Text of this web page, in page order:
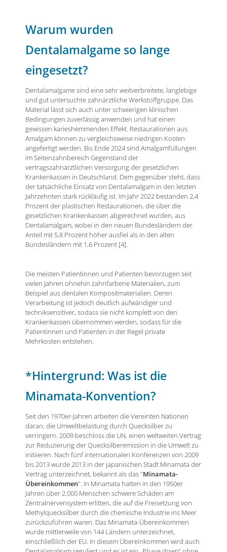
Warum wurden
Dentalamalgame so lange
eingesetzt?
Dentalamalgame sind eine sehr weitverbreitete, langlebige
und gut untersuchte zahnärztliche Werkstoffgruppe. Das
Material lässt sich auch unter schwierigen klinischen
Bedingungen zuverlässig anwenden und hat einen
gewissen karieshemmenden Effekt. Restaurationen aus
Amalgam können zu vergleichsweise niedrigen Kosten
angefertigt werden. Bis Ende 2024 sind Amalgamfüllungen
im Seitenzahnbereich Gegenstand der
vertragszahnärztlichen Versorgung der gesetzlichen
Krankenkassen in Deutschland. Dem gegenüber steht, dass
der tatsächliche Einsatz von Dentalamalgam in den letzten
Jahrzehnten stark rückläufig ist. Im Jahr 2022 bestanden 2,4
Prozent der plastischen Restaurationen, die über die
gesetzlichen Krankenkassen abgerechnet wurden, aus
Dentalamalgam, wobei in den neuen Bundesländern der
Anteil mit 5,8 Prozent höher ausfiel als in den alten
Bundesländern mit 1,6 Prozent [4].
Die meisten Patientinnen und Patienten bevorzugen seit
vielen Jahren ohnehin zahnfarbene Materialien, zum
Beispiel aus dentalen Kompositmaterialien. Deren
Verarbeitung ist jedoch deutlich aufwändiger und
techniksensitiver, sodass sie nicht komplett von den
Krankenkassen übernommen werden, sodass für die
Patientinnen und Patienten in der Regel private
Mehrkosten entstehen.
*Hintergrund: Was ist die
Minamata-Konvention?
Seit den 1970er-Jahren arbeiten die Vereinten Nationen
daran, die Umweltbelastung durch Quecksilber zu
verringern. 2009 beschloss die UN, einen weltweiten Vertrag
zur Reduzierung der Quecksilberemission in die Umwelt zu
initiieren. Nach fünf internationalen Konferenzen von 2009
bis 2013 wurde 2013 in der japanischen Stadt Minamata der
Vertrag unterzeichnet, bekannt als das "Minamata-
Übereinkommen". In Minamata hatten in den 1950er
Jahren über 2.000 Menschen schwere Schäden am
Zentralnervensystem erlitten, die auf die Freisetzung von
Methylquecksilber durch die chemische Industrie ins Meer
zurückzuführen waren. Das Minamata-Übereinkommen
wurde mittlerweile von 144 Ländern unterzeichnet,
einschließlich der EU. In diesem Übereinkommen wird auch